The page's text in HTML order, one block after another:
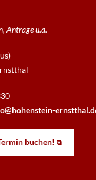
Anträge u.a.
buchen!